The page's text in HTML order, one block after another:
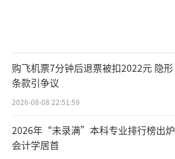
购飞机票7分钟后退票被扣2022元 隐形
条款引争议
2026-08-08 22:51:59
2026年“未录满”本科专业排行榜出炉
会计学居首